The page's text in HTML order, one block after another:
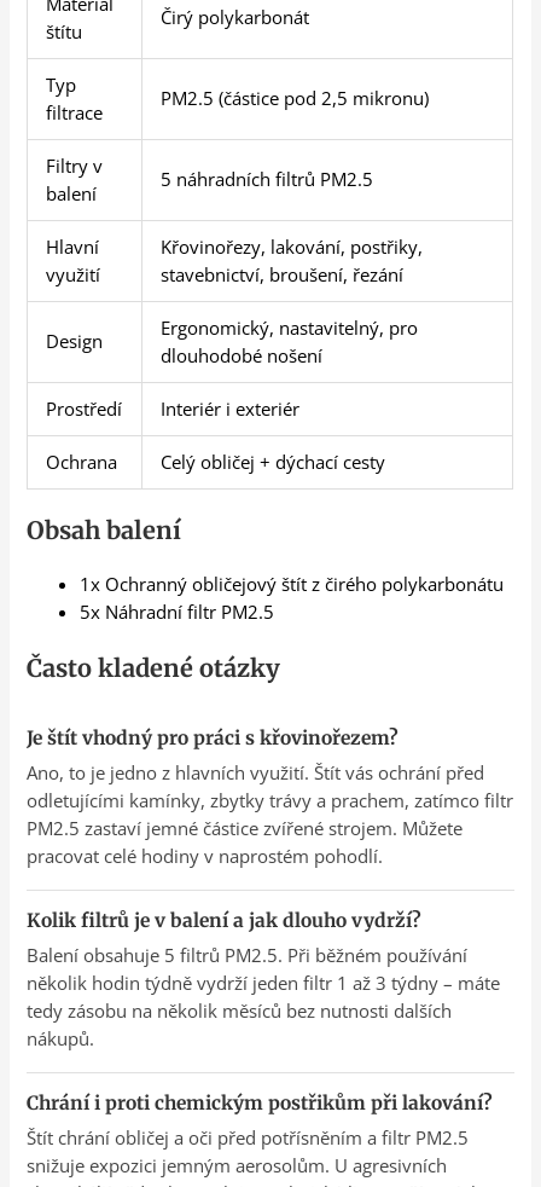
štítu
Čirý polykarbonát
Typ
filtrace
PM2.5 (částice pod 2,5 mikronu)
Filtry v
balení
5 náhradních filtrů PM2.5
Hlavní
využití
Křovinořezy, lakování, postřiky,
stavebnictví, broušení, řezání
Design
Ergonomický, nastavitelný, pro
dlouhodobé nošení
Prostředí Interiér i exteriér
Ochrana Celý obličej + dýchací cesty
Obsah balení
1x Ochranný obličejový štít z čirého polykarbonátu
5x Náhradní filtr PM2.5
Často kladené otázky
Je štít vhodný pro práci s křovinořezem?
Ano, to je jedno z hlavních využití. Štít vás ochrání před
odletujícími kamínky, zbytky trávy a prachem, zatímco filtr
PM2.5 zastaví jemné částice zvířené strojem. Můžete
pracovat celé hodiny v naprostém pohodlí.
Kolik filtrů je v balení a jak dlouho vydrží?
Balení obsahuje 5 filtrů PM2.5. Při běžném používání
několik hodin týdně vydrží jeden filtr 1 až 3 týdny – máte
tedy zásobu na několik měsíců bez nutnosti dalších
nákupů.
Chrání i proti chemickým postřikům při lakování?
Štít chrání obličej a oči před potřísněním a filtr PM2.5
snižuje expozici jemným aerosolům. U agresivních